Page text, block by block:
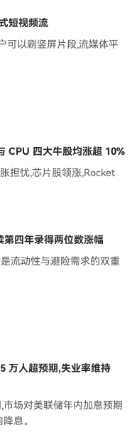
短视频流
可以刷竖屏片段,流媒体平
CPU 四大牛股均涨超 10%
担忧,芯片股领涨,Rocket
第四年录得两位数涨幅
流动性与避险需求的双重
万人超预期,失业率维持
场对美联储年内加息预期
息。